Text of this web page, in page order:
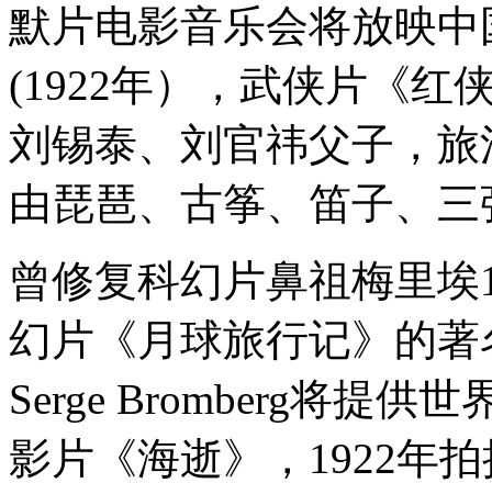
默片电影音乐会将放映
(1922年），武侠片《红
刘锡泰、刘官祎父子，
由琵琶、古筝、笛子、
曾修复科幻片鼻祖梅里
幻片《月球旅行记》的
Serge Bromberg将提供
影片《海逝》，1922年